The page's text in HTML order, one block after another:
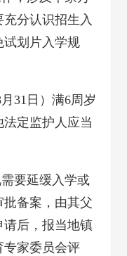
分认识招生入
试划片入学规
31日）满6周岁
定监护人应当
要延缓入学或
备案，由其父
后，报当地镇
专家委员会评